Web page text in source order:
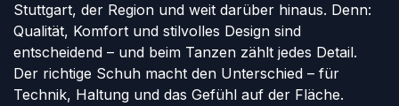
Stuttgart, der Region und weit darüber hinaus. Denn:
Qualität, Komfort und stilvolles Design sind
entscheidend – und beim Tanzen zählt jedes Detail.
Der richtige Schuh macht den Unterschied – für
Technik, Haltung und das Gefühl auf der Fläche.